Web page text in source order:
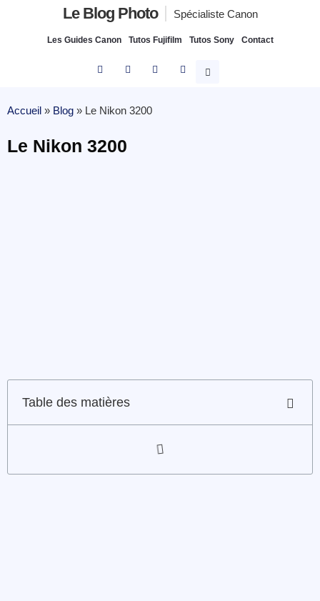
Le Blog Photo Spécialiste Canon
Les Guides Canon Tutos Fujifilm Tutos Sony Contact
Accueil » Blog » Le Nikon 3200
Le Nikon 3200
Table des matières